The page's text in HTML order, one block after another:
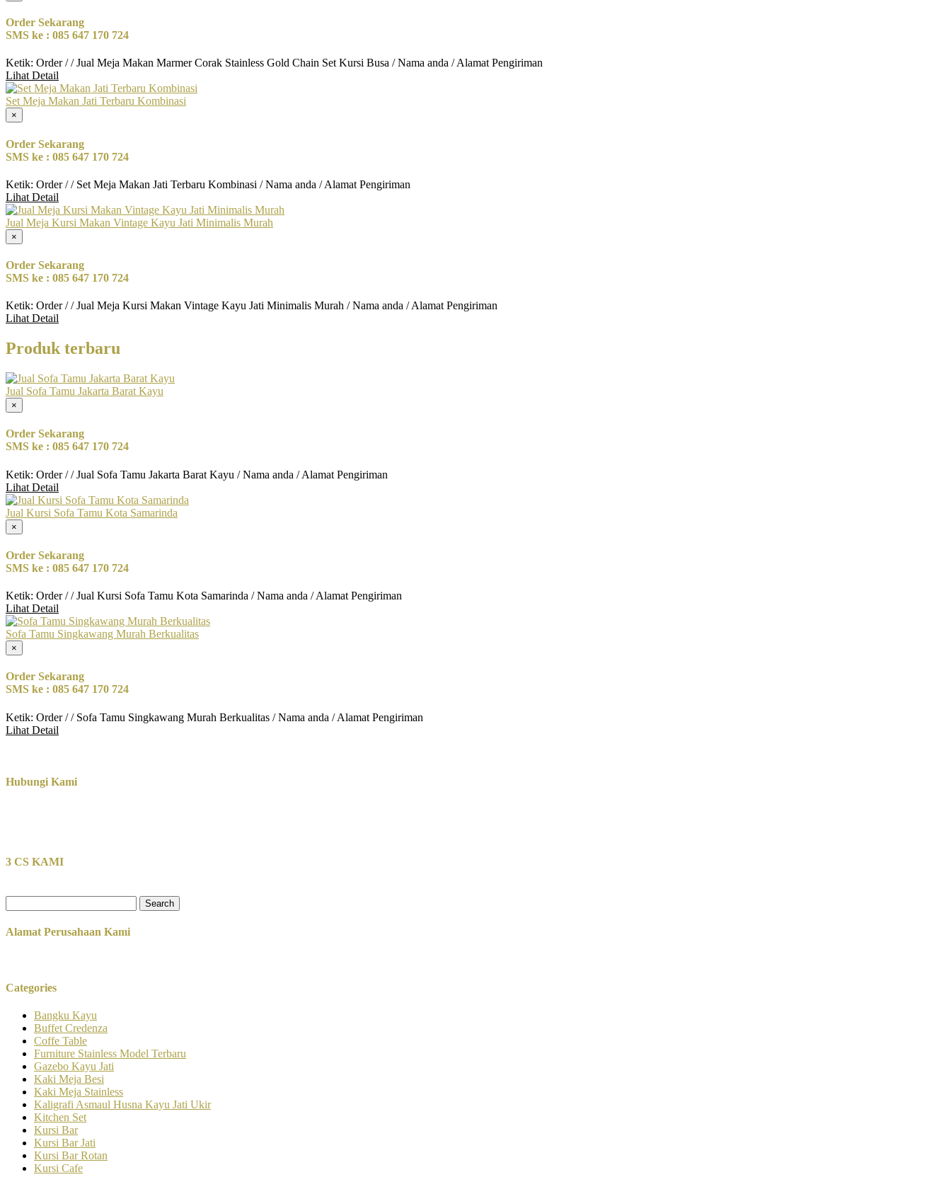
Order Sekarang
SMS ke : 085 647 170 724
Ketik: Order / / Jual Meja Makan Marmer Corak Stainless Gold Chain Set Kursi Busa / Nama anda / Alamat Pengiriman
Lihat Detail
Set Meja Makan Jati Terbaru Kombinasi
×
Order Sekarang
SMS ke : 085 647 170 724
Ketik: Order / / Set Meja Makan Jati Terbaru Kombinasi / Nama anda / Alamat Pengiriman
Lihat Detail
Jual Meja Kursi Makan Vintage Kayu Jati Minimalis Murah
×
Order Sekarang
SMS ke : 085 647 170 724
Ketik: Order / / Jual Meja Kursi Makan Vintage Kayu Jati Minimalis Murah / Nama anda / Alamat Pengiriman
Lihat Detail
Produk terbaru
Jual Sofa Tamu Jakarta Barat Kayu
×
Order Sekarang
SMS ke : 085 647 170 724
Ketik: Order / / Jual Sofa Tamu Jakarta Barat Kayu / Nama anda / Alamat Pengiriman
Lihat Detail
Jual Kursi Sofa Tamu Kota Samarinda
×
Order Sekarang
SMS ke : 085 647 170 724
Ketik: Order / / Jual Kursi Sofa Tamu Kota Samarinda / Nama anda / Alamat Pengiriman
Lihat Detail
Sofa Tamu Singkawang Murah Berkualitas
×
Order Sekarang
SMS ke : 085 647 170 724
Ketik: Order / / Sofa Tamu Singkawang Murah Berkualitas / Nama anda / Alamat Pengiriman
Lihat Detail
Hubungi Kami
3 CS KAMI
for:
Alamat Perusahaan Kami
Categories
Bangku Kayu
Buffet Credenza
Coffe Table
Furniture Stainless Model Terbaru
Gazebo Kayu Jati
Kaki Meja Besi
Kaki Meja Stainless
Kaligrafi Asmaul Husna Kayu Jati Ukir
Kitchen Set
Kursi Bar
Kursi Bar Jati
Kursi Bar Rotan
Kursi Cafe